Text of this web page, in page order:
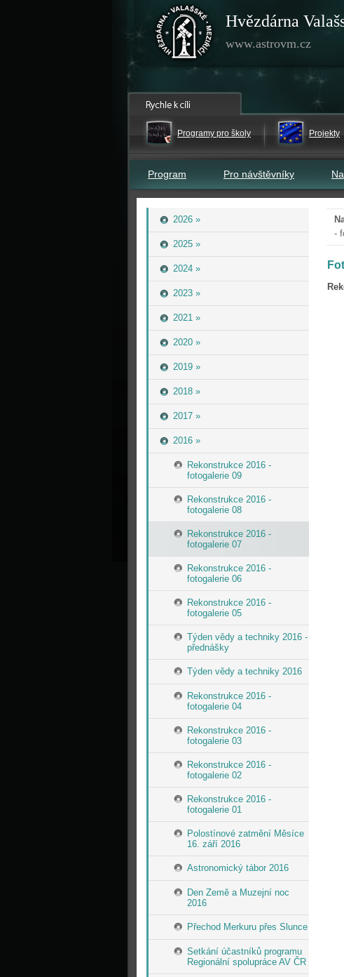
Hvězdárna
www.astrovm.cz
Programy pro školy Projekty
Program Pro návštěvníky
2026 »
2025 »
2024 »
2023 »
2021 »
2020 »
2019 »
2018 »
2017 »
2016 »
Rekonstrukce 2016 -
fotogalerie 09
Rekonstrukce 2016 -
fotogalerie 08
Rekonstrukce 2016 -
fotogalerie 07
Rekonstrukce 2016 -
fotogalerie 06
Rekonstrukce 2016 -
fotogalerie 05
Týden vědy a techniky 2016 -
přednášky
Týden vědy a techniky 2016
Rekonstrukce 2016 -
fotogalerie 04
Rekonstrukce 2016 -
fotogalerie 03
Rekonstrukce 2016 -
fotogalerie 02
Rekonstrukce 2016 -
fotogalerie 01
Polostínové zatmění Měsíce
16. září 2016
Astronomický tábor 2016
Den Země a Muzejní noc
2016
Přechod Merkuru přes Slunce
Setkání účastníků programu
Regionální spolupráce AV ČR
-